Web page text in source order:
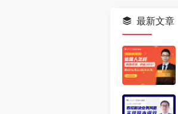
最新文章